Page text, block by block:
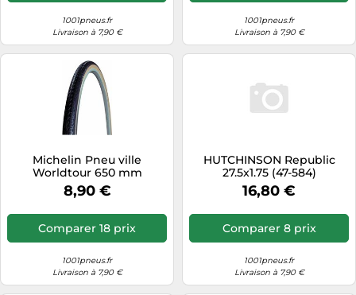
1001pneus.fr
Livraison à 7,90 €
1001pneus.fr
Livraison à 7,90 €
Michelin Pneu ville
Worldtour 650 mm
tubetype Rigide Protek
flancs beiges
8,90 €
Comparer 18 prix
1001pneus.fr
Livraison à 7,90 €
HUTCHINSON Republic
27.5x1.75 (47-584)
16,80 €
Comparer 8 prix
1001pneus.fr
Livraison à 7,90 €